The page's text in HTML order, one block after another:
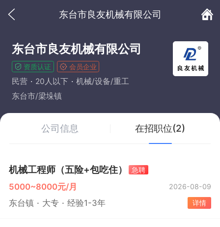
东台市良友机械有限公司
东台市良友机械有限公司
资质认证 会员企业
民营 20人以下
机械/设备/重工
东台市/梁垛镇
公司信息 在招职位(2)
机械工程师（五险+包吃住） 急聘
5000~8000元/月 2026-08-09
东台镇 大专 经验1-3年 详情